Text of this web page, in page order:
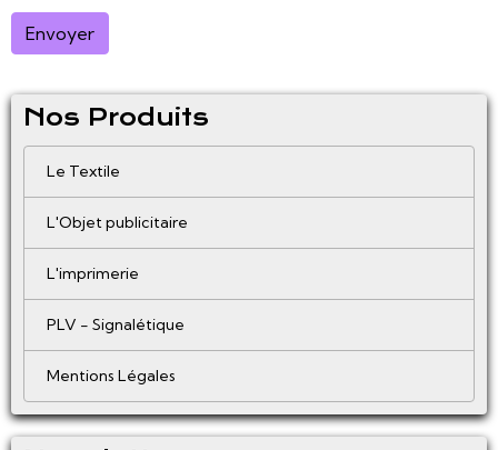
Envoyer
Nos Produits
Le Textile
L'Objet publicitaire
L'imprimerie
PLV - Signalétique
Mentions Légales